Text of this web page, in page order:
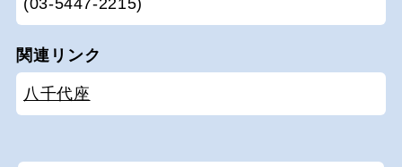
関連リンク
八千代座